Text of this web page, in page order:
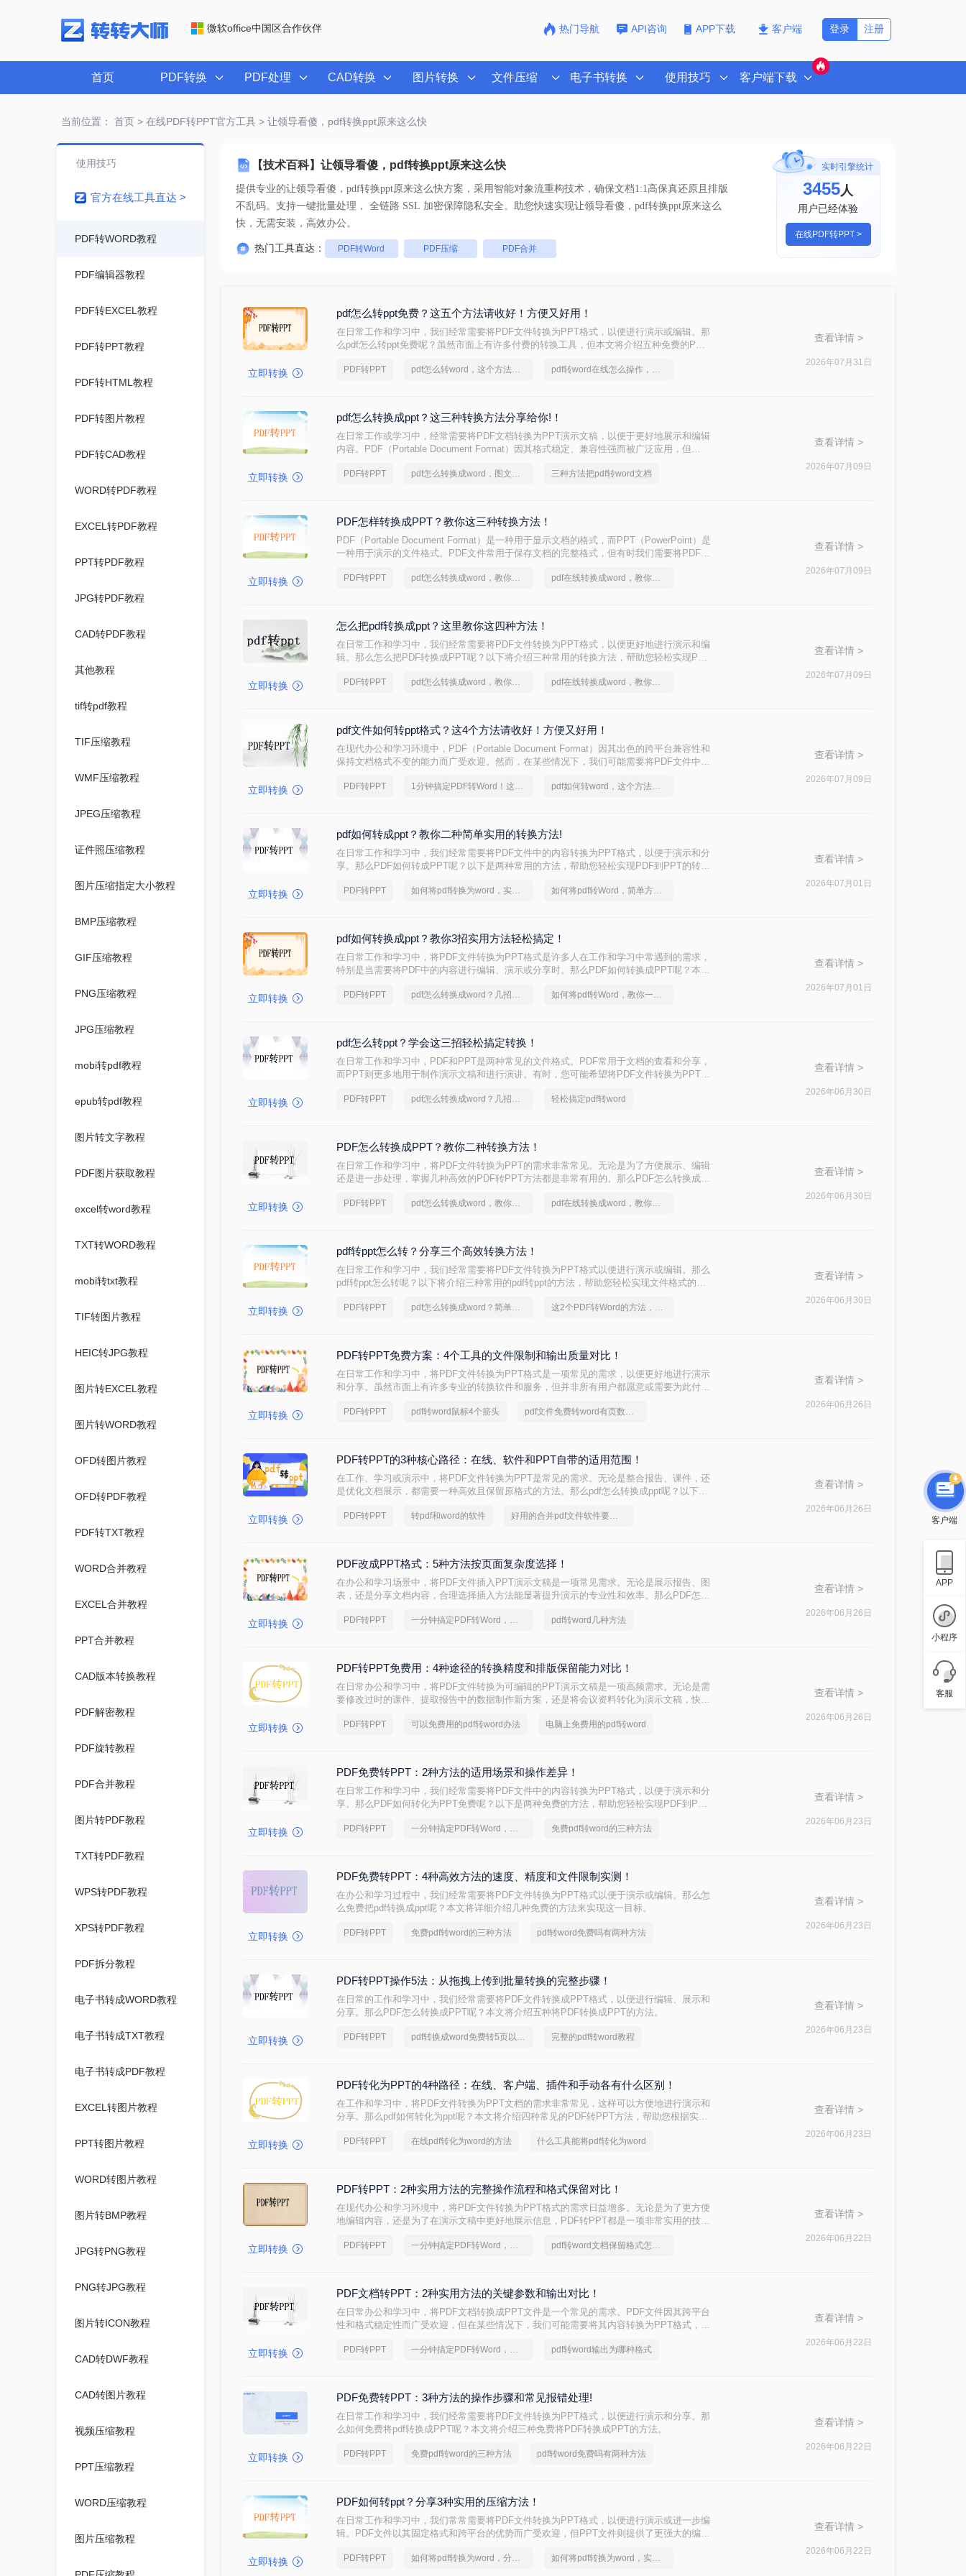
微软office中国区合作伙伴 热门导航 API咨询 APP下载 客户端 注册
登录
首页 PDF转换 PDF处理 CAD转换 图片转换 文件压缩 电子书转换 使用技巧 客户端下载
当前位置： 首页> 在线PDF转PPT官方工具> 让领导看傻，pdf转换ppt原来这么快
【技术百科】让领导看傻，pdf转换ppt原来这么快
提供专业的让领导看傻，pdf转换ppt原来这么快方案，采用智能对象流重构技术，确保文档1:1高保真还原且排版
不乱码。支持一键批量处理， 全链路 SSL 加密保障隐私安全。助您快速实现让领导看傻，pdf转换ppt原来这么
快，无需安装，高效办公。
热门工具直达： PDF转Word PDF压缩 PDF合并
实时引擎统计
3455人
用户已经体验
在线PDF转PPT >
使用技巧
官方在线工具直达 >
PDF转WORD教程
PDF编辑器教程
PDF转EXCEL教程
PDF转PPT教程
PDF转HTML教程
PDF转图片教程
PDF转CAD教程
WORD转PDF教程
EXCEL转PDF教程
PPT转PDF教程
JPG转PDF教程
CAD转PDF教程
其他教程
tif转pdf教程
TIF压缩教程
WMF压缩教程
JPEG压缩教程
证件照压缩教程
图片压缩指定大小教程
BMP压缩教程
GIF压缩教程
PNG压缩教程
JPG压缩教程
mobi转pdf教程
epub转pdf教程
图片转文字教程
PDF图片获取教程
excel转word教程
TXT转WORD教程
mobi转txt教程
TIF转图片教程
HEIC转JPG教程
图片转EXCEL教程
图片转WORD教程
OFD转图片教程
OFD转PDF教程
PDF转TXT教程
WORD合并教程
EXCEL合并教程
PPT合并教程
CAD版本转换教程
PDF解密教程
PDF旋转教程
PDF合并教程
图片转PDF教程
TXT转PDF教程
WPS转PDF教程
XPS转PDF教程
PDF拆分教程
电子书转成WORD教程
电子书转成TXT教程
电子书转成PDF教程
EXCEL转图片教程
PPT转图片教程
WORD转图片教程
图片转BMP教程
JPG转PNG教程
PNG转JPG教程
图片转ICON教程
CAD转DWF教程
CAD转图片教程
视频压缩教程
PPT压缩教程
WORD压缩教程
图片压缩教程
立即转换
pdf怎么转ppt免费？这五个方法请收好！方便又好用！
在日常工作和学习中，我们经常需要将PDF文件转换为PPT格式，以便进行演示或编辑。那
么pdf怎么转ppt免费呢？虽然市面上有许多付费的转换工具，但本文将介绍五种免费的PDF
PDF转PPT pdf怎么转word，这个方法简单又方便 pdf转word在线怎么操作，这个方法简单又方便
查看详情 >
2026年07月31日
立即转换
pdf怎么转换成ppt？这三种转换方法分享给你!！
在日常工作或学习中，经常需要将PDF文档转换为PPT演示文稿，以便于更好地展示和编辑
内容。PDF（Portable Document Format）因其格式稳定、兼容性强而被广泛应用，但
绍三种将PDF转换为PPT的高效方法，帮助您轻松完成格式转换。
PDF转PPT pdf怎么转换成word，图文教程分享 三种方法把pdf转word文档
查看详情 >
2026年07月09日
立即转换
PDF怎样转换成PPT？教你这三种转换方法！
PDF（Portable Document Format）是一种用于显示文档的格式，而PPT（PowerPoint）是
一种用于演示的文件格式。PDF文件常用于保存文档的完整格式，但有时我们需要将PDF文
绍三种方法，以帮助您将PDF文件转换为PPT文件。
PDF转PPT pdf怎么转换成word，教你一个方法 pdf在线转换成word，教你一个方法
查看详情 >
2026年07月09日
立即转换
怎么把pdf转换成ppt？这里教你这四种方法！
在日常工作和学习中，我们经常需要将PDF文件转换为PPT格式，以便更好地进行演示和编
辑。那么怎么把PDF转换成PPT呢？以下将介绍三种常用的转换方法，帮助您轻松实现PDF
PDF转PPT pdf怎么转换成word，教你一个方法 pdf在线转换成word，教你一个方法
查看详情 >
2026年07月09日
立即转换
pdf文件如何转ppt格式？这4个方法请收好！方便又好用！
在现代办公和学习环境中，PDF（Portable Document Format）因其出色的跨平台兼容性和
保持文档格式不变的能力而广受欢迎。然而，在某些情况下，我们可能需要将PDF文件中的
文件如何转ppt格式呢？本文将详细介绍几种将PDF文件转换为PPT格式的有效方法，帮助
PDF转PPT 1分钟搞定PDF转Word！这2个方法，一定要收好！ pdf如何转word，这个方法简单又方便
查看详情 >
2026年07月09日
立即转换
pdf如何转成ppt？教你二种简单实用的转换方法!
在日常工作和学习中，我们经常需要将PDF文件中的内容转换为PPT格式，以便于演示和分
享。那么PDF如何转成PPT呢？以下是两种常用的方法，帮助您轻松实现PDF到PPT的转
PDF转PPT 如何将pdf转换为word，实用的方法来了 如何将pdf转Word，简单方法教你一招
查看详情 >
2026年07月01日
立即转换
pdf如何转换成ppt？教你3招实用方法轻松搞定！
在日常工作和学习中，将PDF文件转换为PPT格式是许多人在工作和学习中常遇到的需求，
特别是当需要将PDF中的内容进行编辑、演示或分享时。那么PDF如何转换成PPT呢？本文
PDF转PPT pdf怎么转换成word？几招轻松搞定 如何将pdf转Word，教你一招搞定
查看详情 >
2026年07月01日
立即转换
pdf怎么转ppt？学会这三招轻松搞定转换！
在日常工作和学习中，PDF和PPT是两种常见的文件格式。PDF常用于文档的查看和分享，
而PPT则更多地用于制作演示文稿和进行演讲。有时，您可能希望将PDF文件转换为PPT格
的方法：使用专业的PDF转PPT软件、利用在线转换工具，以及手动复制粘贴内容。
PDF转PPT pdf怎么转换成word？几招轻松搞定 轻松搞定pdf转word
查看详情 >
2026年06月30日
立即转换
PDF怎么转换成PPT？教你二种转换方法！
在日常工作和学习中，将PDF文件转换为PPT的需求非常常见。无论是为了方便展示、编辑
还是进一步处理，掌握几种高效的PDF转PPT方法都是非常有用的。那么PDF怎么转换成
PDF转PPT pdf怎么转换成word，教你一个方法 pdf在线转换成word，教你一个方法
查看详情 >
2026年06月30日
立即转换
pdf转ppt怎么转？分享三个高效转换方法！
在日常工作和学习中，我们经常需要将PDF文件转换为PPT格式以便进行演示或编辑。那么
pdf转ppt怎么转呢？以下将介绍三种常用的pdf转ppt的方法，帮助您轻松实现文件格式的转
PDF转PPT pdf怎么转换成word？简单高效的恢复方法 这2个PDF转Word的方法，高效率转换，排版不乱码！
查看详情 >
2026年06月30日
立即转换
PDF转PPT免费方案：4个工具的文件限制和输出质量对比！
在日常工作和学习中，将PDF文件转换为PPT格式是一项常见的需求，以便更好地进行演示
和分享。虽然市面上有许多专业的转换软件和服务，但并非所有用户都愿意或需要为此付
轻松实现格式转换。
PDF转PPT pdf转word鼠标4个箭头 pdf文件免费转word有页数限制
查看详情 >
2026年06月26日
立即转换
PDF转PPT的3种核心路径：在线、软件和PPT自带的适用范围！
在工作、学习或演示中，将PDF文件转换为PPT是常见的需求。无论是整合报告、课件，还
是优化文档展示，都需要一种高效且保留原格式的方法。那么pdf怎么转换成ppt呢？以下是
PDF转PPT 转pdf和word的软件 好用的合并pdf文件软件要和好朋友分享
查看详情 >
2026年06月26日
立即转换
PDF改成PPT格式：5种方法按页面复杂度选择！
在办公和学习场景中，将PDF文件插入PPT演示文稿是一项常见需求。无论是展示报告、图
表，还是分享文档内容，合理选择插入方法能显著提升演示的专业性和效率。那么PDF怎么
PDF转PPT 一分钟搞定PDF转Word，这2种简单方法，任意选择 pdf转word几种方法
查看详情 >
2026年06月26日
立即转换
PDF转PPT免费用：4种途径的转换精度和排版保留能力对比！
在日常办公和学习中，将PDF文件转换为可编辑的PPT演示文稿是一项高频需求。无论是需
要修改过时的课件、提取报告中的数据制作新方案，还是将会议资料转化为演示文稿，快速
PDF转PPT 可以免费用的pdf转word办法 电脑上免费用的pdf转word
查看详情 >
2026年06月26日
立即转换
PDF免费转PPT：2种方法的适用场景和操作差异！
在日常工作和学习中，我们经常需要将PDF文件中的内容转换为PPT格式，以便于演示和分
享。那么PDF如何转化为PPT免费呢？以下是两种免费的方法，帮助您轻松实现PDF到PPT
PDF转PPT 一分钟搞定PDF转Word，这2种简单方法，任意选择 免费pdf转word的三种方法
查看详情 >
2026年06月23日
立即转换
PDF免费转PPT：4种高效方法的速度、精度和文件限制实测！
在办公和学习过程中，我们经常需要将PDF文件转换为PPT格式以便于演示或编辑。那么怎
么免费把pdf转换成ppt呢？本文将详细介绍几种免费的方法来实现这一目标。
PDF转PPT 免费pdf转word的三种方法 pdf转word免费吗有两种方法
查看详情 >
2026年06月23日
立即转换
PDF转PPT操作5法：从拖拽上传到批量转换的完整步骤！
在日常的工作和学习中，我们经常需要将PDF文件转换成PPT格式，以便进行编辑、展示和
分享。那么PDF怎么转换成PPT呢？本文将介绍五种将PDF转换成PPT的方法。
PDF转PPT pdf转换成word免费转5页以上的 完整的pdf转word教程
查看详情 >
2026年06月23日
立即转换
PDF转化为PPT的4种路径：在线、客户端、插件和手动各有什么区别！
在工作和学习中，将PDF文件转换为PPT文档的需求非常常见，这样可以方便地进行演示和
分享。那么pdf如何转化为ppt呢？本文将介绍四种常见的PDF转PPT方法，帮助您根据实际
PDF转PPT 在线pdf转化为word的方法 什么工具能将pdf转化为word
查看详情 >
2026年06月23日
立即转换
PDF转PPT：2种实用方法的完整操作流程和格式保留对比！
在现代办公和学习环境中，将PDF文件转换为PPT格式的需求日益增多。无论是为了更方便
地编辑内容，还是为了在演示文稿中更好地展示信息，PDF转PPT都是一项非常实用的技
己的需求选择最合适的方式。
PDF转PPT 一分钟搞定PDF转Word，这2种简单方法，任意选择 pdf转word文档保留格式怎么操作
查看详情 >
2026年06月22日
立即转换
PDF文档转PPT：2种实用方法的关键参数和输出对比！
在日常办公和学习中，将PDF文档转换成PPT文件是一个常见的需求。PDF文件因其跨平台
性和格式稳定性而广受欢迎，但在某些情况下，我们可能需要将其内容转换为PPT格式，以
成PPT的实用方法。
PDF转PPT 一分钟搞定PDF转Word，这2种简单方法，任意选择 pdf转word输出为哪种格式
查看详情 >
2026年06月22日
立即转换
PDF免费转PPT：3种方法的操作步骤和常见报错处理!
在日常工作和学习中，我们经常需要将PDF文件转换为PPT格式，以便进行演示和分享。那
么如何免费将pdf转换成PPT呢？本文将介绍三种免费将PDF转换成PPT的方法。
PDF转PPT 免费pdf转word的三种方法 pdf转word免费吗有两种方法
查看详情 >
2026年06月22日
立即转换
PDF如何转ppt？分享3种实用的压缩方法！
在日常工作和学习中，我们常常需要将PDF文件转换为PPT格式，以便进行演示或进一步编
辑。PDF文件以其固定格式和跨平台的优势而广受欢迎，但PPT文件则提供了更强大的编辑
帮助您轻松完成这一任务。
PDF转PPT 如何将pdf转换为word，分享一种简单的方法 如何将pdf转换为word，实用的方法来了
查看详情 >
2026年06月22日
客户端
APP
小程序
客服